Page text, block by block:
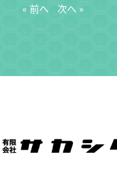
« 前へ 次へ »